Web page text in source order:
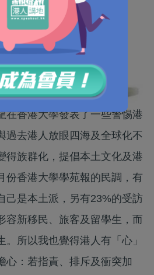
在香港大學發表了一些警惕港
過去港人放眼四海及全球化不
得族群化，提倡本土文化及港
份香港大學學苑報的民調，有
己是本土派，另有23%的受訪
容新移民、旅客及留學生，而
所以我也覺得港人有「心」
心：若指責、排斥及衝突加